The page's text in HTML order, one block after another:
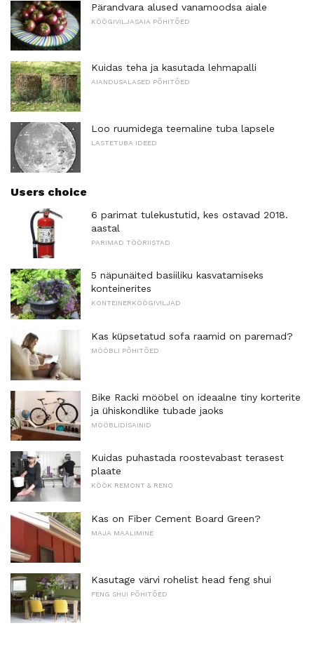
Pärandvara alused vanamoodsa aiale
KÖÖGIVILJASAIA PÕHITÕED
Kuidas teha ja kasutada lehmapalli
AIANDUSALASED PÕHITÕED
Loo ruumidega teemaline tuba lapsele
LASTETUBA IDEED
Users choice
6 parimat tulekustutid, kes ostavad 2018.
aastal
PARIMAD TÖÖRIISTAD
5 näpunäited basiiliku kasvatamiseks
konteinerites
KONTEINERKÖÖGIVILJAD
Kas küpsetatud sofa raamid on paremad?
MÖÖBLI PÕHITÕED
Bike Racki mööbel on ideaalne tiny korterite
ja ühiskondlike tubade jaoks
MÖÖBLIDISAINID
Kuidas puhastada roostevabast terasest
plaate
KÖÖK REMONT & RENO
Kas on Fiber Cement Board Green?
MAJA MAALIMINE
Kasutage värvi rohelist head feng shui
FENG SHUI PÕHITÕED